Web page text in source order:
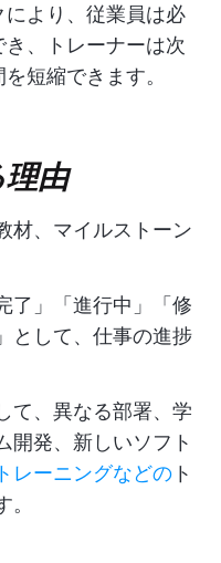
により、従業員は必
、トレーナーは次
短縮できます。
由
材、マイルストーン
了」「進行中」「修
として、仕事の進捗
て、異なる部署、学
開発、新しいソフト
レーニングなどの ト